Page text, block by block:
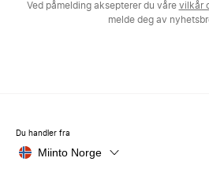
Ved påmelding aksepterer du våre vilkår
melde deg av
Du handler fra
Miinto Norge